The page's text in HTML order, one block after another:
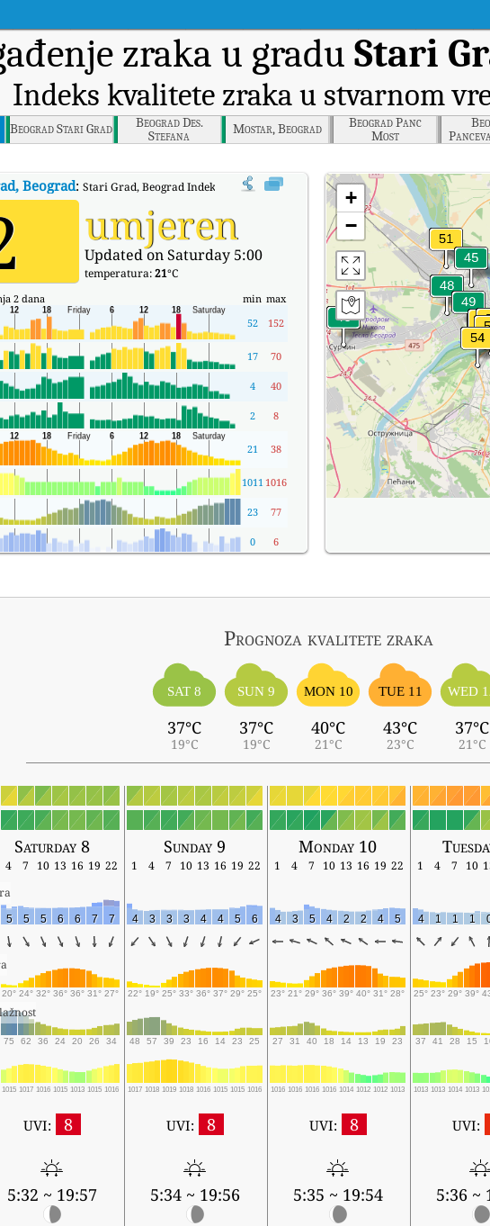
zraka u gradu Stari
Indeks kvalitete zraka u stvarnom
Beograd Stari Grad
Beograd Des.
Stefana
Mostar, Beograd
Beograd Panc
Most
Beograd: Stari Grad, Beograd Indeks kvalitete zraka (AQI) u stvarnom vremenu.
umjeren
Updated on Saturday 5:00
temperatura:21°C
2 dana min max
52 152
17 70
4 40
2 8
21 38
1011 1016
23 77
0 6
+
−
Prognoza kvalitete zraka
SAT 8
37°C
19°C
SUN 9
37°C
19°C
MON 10
40°C
21°C
TUE 11
43°C
23°C
WED
37°C
21°C
Saturday 8 Sunday 9 Monday 10
4 7 10 13 16 19 22 1 4 7 10 13 16 19 22 1 4 7 10 13 16 19 22 1 4 7 10
5 5 5 6 6 7 7 4 3 3 3 4 4 5 6 4 3 5 4 2 2 4 5 4 1 1 1
20° 24° 32° 36° 36° 31° 27° 22° 19° 25° 33° 36° 37° 29° 25° 23° 21° 29° 36° 39° 40° 31° 28° 25° 23° 29° 39°
75 62 36 24 20 26 34 48 57 39 23 16 14 23 25 27 31 40 18 14 13 19 23 37 41 28 15
1015 1017 1016 1015 1013 1015 1016 1017 1018 1019 1018 1016 1015 1015 1016 1016 1016 1016 1016 1014 1012 1012 1013 1013 1013 1014 1013
UVI: 8
5:32 ~ 19:57
UVI: 8
5:34 ~ 19:56
UVI: 8
5:35 ~ 19:54
UVI:
5:36 ~